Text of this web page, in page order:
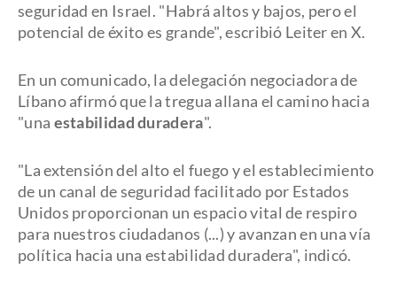
seguridad en Israel. "Habrá altos y bajos, pero el
potencial de éxito es grande", escribió Leiter en X.
En un comunicado, la delegación negociadora de
Líbano afirmó que la tregua allana el camino hacia
"una estabilidad duradera".
"La extensión del alto el fuego y el establecimiento
de un canal de seguridad facilitado por Estados
Unidos proporcionan un espacio vital de respiro
para nuestros ciudadanos (...) y avanzan en una vía
política hacia una estabilidad duradera", indicó.